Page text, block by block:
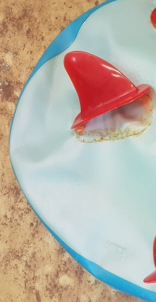
Materiál:PVC
Nosnost (kg):